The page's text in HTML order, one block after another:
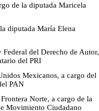
de la diputada Maricela
diputada María Elena
del Derecho de Autor,
del PRI
Mexicanos, a cargo del
PAN
Norte, a cargo de la
Movimiento Ciudadano